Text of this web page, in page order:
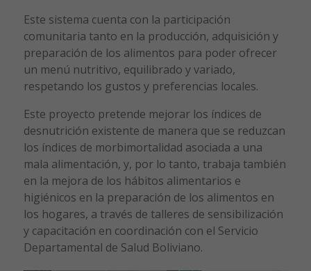
Este sistema cuenta con la participación
comunitaria tanto en la producción, adquisición y
preparación de los alimentos para poder ofrecer
un menú nutritivo, equilibrado y variado,
respetando los gustos y preferencias locales.
Este proyecto pretende mejorar los índices de
desnutrición existente de manera que se reduzcan
los índices de morbimortalidad asociada a una
mala alimentación, y, por lo tanto, trabaja también
en la mejora de los hábitos alimentarios e
higiénicos en la preparación de los alimentos en
los hogares, a través de talleres de sensibilización
y capacitación en coordinación con el Servicio
Departamental de Salud Boliviano.